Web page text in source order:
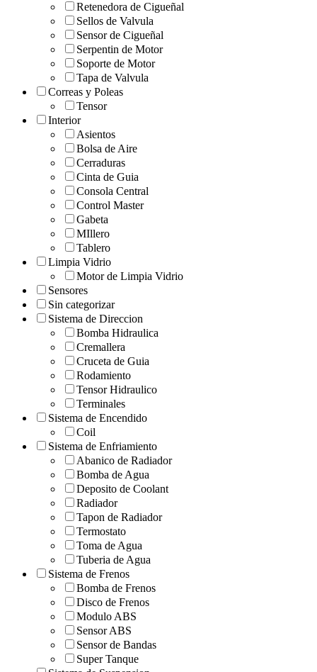
Retenedora de Cigueñal
Sellos de Valvula
Sensor de Cigueñal
Serpentin de Motor
Soporte de Motor
Tapa de Valvula
Correas y Poleas
Tensor
Interior
Asientos
Bolsa de Aire
Cerraduras
Cinta de Guia
Consola Central
Control Master
Gabeta
MIllero
Tablero
Limpia Vidrio
Motor de Limpia Vidrio
Sensores
Sin categorizar
Sistema de Direccion
Bomba Hidraulica
Cremallera
Cruceta de Guia
Rodamiento
Tensor Hidraulico
Terminales
Sistema de Encendido
Coil
Sistema de Enfriamiento
Abanico de Radiador
Bomba de Agua
Deposito de Coolant
Radiador
Tapon de Radiador
Termostato
Toma de Agua
Tuberia de Agua
Sistema de Frenos
Bomba de Frenos
Disco de Frenos
Modulo ABS
Sensor ABS
Sensor de Bandas
Super Tanque